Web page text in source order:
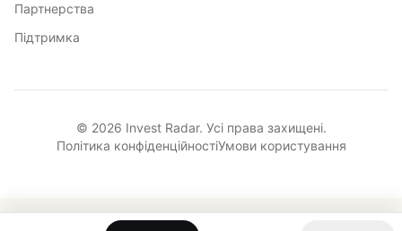
Партнерства
Підтримка
© 2026 Invest Radar. Усі права захищені.
Політика конфіденційностіУмови користування